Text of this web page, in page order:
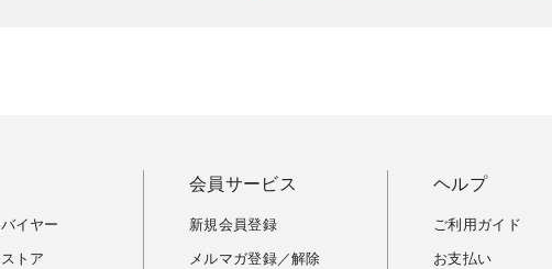
バイヤー
ストア
会員サービス
新規会員登録
メルマガ登録／解除
ヘルプ
ご利用ガイド
お支払い